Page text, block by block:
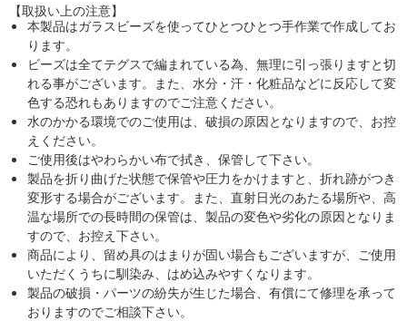
【取扱い上の注意】
本製品はガラスビーズを使ってひとつひとつ手作業で作成してお
ります。
ビーズは全てテグスで編まれている為、無理に引っ張りますと切
れる事がございます。また、水分・汗・化粧品などに反応して変
色する恐れもありますのでご注意ください。
水のかかる環境でのご使用は、破損の原因となりますので、お控
えください。
ご使用後はやわらかい布で拭き、保管して下さい。
製品を折り曲げた状態で保管や圧力をかけますと、折れ跡がつき
変形する場合がございます。また、直射日光のあたる場所や、高
温な場所での長時間の保管は、製品の変色や劣化の原因となりま
すので、お控え下さい。
商品により、留め具のはまりが固い場合もございますが、ご使用
いただくうちに馴染み、はめ込みやすくなります。
製品の破損・パーツの紛失が生じた場合、有償にて修理を承って
おりますのでご相談下さい。